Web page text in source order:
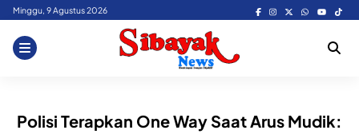
Skip
content
Minggu, 9 Agustus 2026
Polisi Terapkan One Way Saat Arus Mudik: